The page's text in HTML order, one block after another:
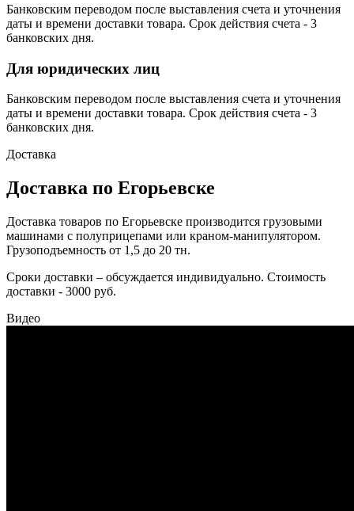
Банковским переводом после выставления счета и уточнения
даты и времени доставки товара. Срок действия счета - 3
банковских дня.
Для юридических лиц
Банковским переводом после выставления счета и уточнения
даты и времени доставки товара. Срок действия счета - 3
банковских дня.
Доставка
Доставка по Егорьевске
Доставка товаров по Егорьевске производится грузовыми
машинами с полуприцепами или краном-манипулятором.
Грузоподъемность от 1,5 до 20 тн.
Сроки доставки – обсуждается индивидуально. Стоимость
доставки - 3000 руб.
Видео